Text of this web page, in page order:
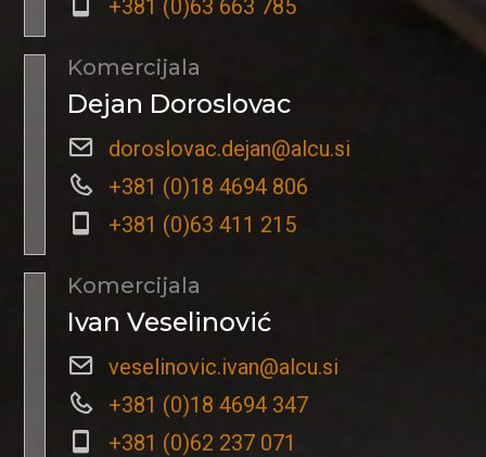
+381 (0)63 663 785
Komercijala
Dejan Doroslovac
doroslovac.dejan@alcu.si
+381 (0)18 4694 806
+381 (0)63 411 215
Komercijala
Ivan Veselinović
veselinovic.ivan@alcu.si
+381 (0)18 4694 347
+381 (0)62 237 071